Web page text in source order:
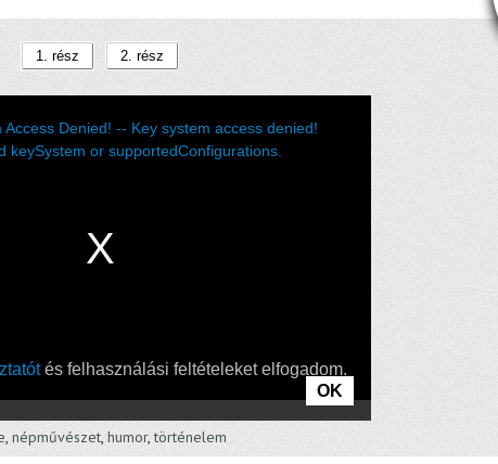
1. rész 2. rész
, népművészet, humor,történelem